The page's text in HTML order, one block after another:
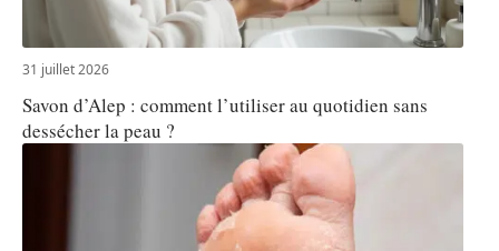
31 juillet 2026
Savon d’Alep : comment l’utiliser au quotidien sans
dessécher la peau ?